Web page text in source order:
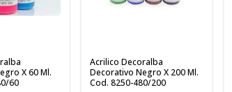
X 60 Ml.
60
Acrilico Decoralba
Decorativo Negro X 200 Ml.
Cod. 8250-480/200